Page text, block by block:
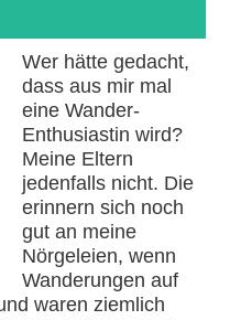
Wer hätte gedacht,
dass aus mir mal
eine Wander-
Enthusiastin wird?
Meine Eltern
jedenfalls nicht. Die
erinnern sich noch
gut an meine
Nörgeleien, wenn
Wanderungen auf
waren ziemlich